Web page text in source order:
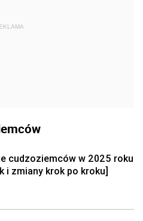
cudzoziemców w 2025 roku
i zmiany krok po kroku]